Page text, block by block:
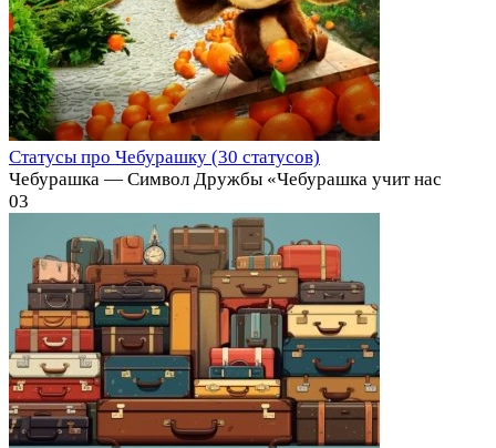
Статусы про Чебурашку (30 статусов)
Чебурашка — Символ Дружбы «Чебурашка учит нас
03